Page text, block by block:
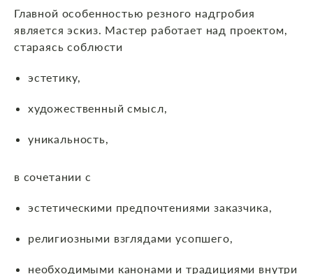
Главной особенностью резного надгробия
является эскиз. Мастер работает над проектом,
стараясь соблюсти
эстетику,
художественный смысл,
уникальность,
в сочетании с
эстетическими предпочтениями заказчика,
религиозными взглядами усопшего,
необходимыми канонами и традициями внутри